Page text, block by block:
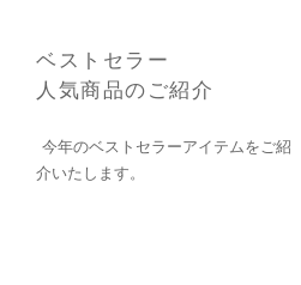
ベストセラー
人気商品のご紹介
今年のベストセラーアイテムをご紹
介いたします。